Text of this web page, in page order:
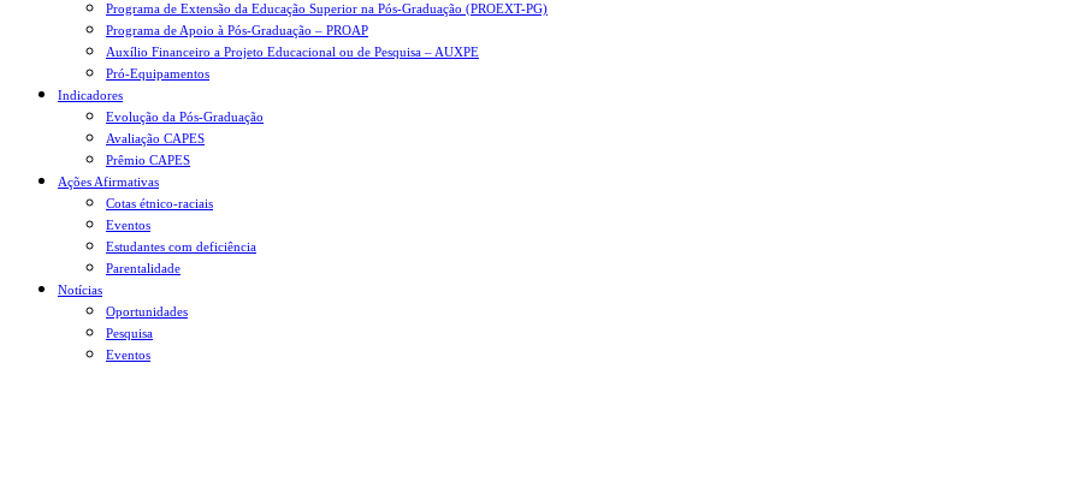
Programa de Extensão da Educação Superior na Pós-Graduação (PROEXT-PG)
Programa de Apoio à Pós-Graduação – PROAP
Auxílio Financeiro a Projeto Educacional ou de Pesquisa – AUXPE
Pró-Equipamentos
Indicadores
Evolução da Pós-Graduação
Avaliação CAPES
Prêmio CAPES
Ações Afirmativas
Cotas étnico-raciais
Eventos
Estudantes com deficiência
Parentalidade
Notícias
Oportunidades
Pesquisa
Eventos